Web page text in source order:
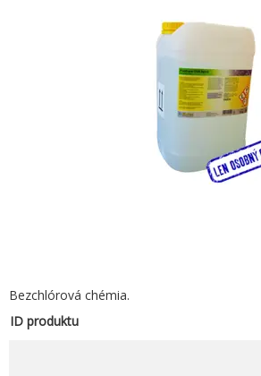
Bezchlórová chémia.
ID produktu